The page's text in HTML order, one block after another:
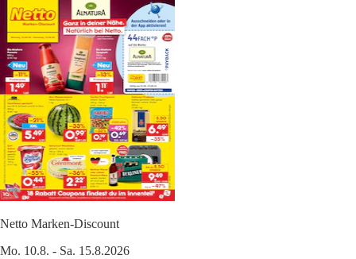
Netto Marken-Discount
Mo. 10.8. - Sa. 15.8.2026